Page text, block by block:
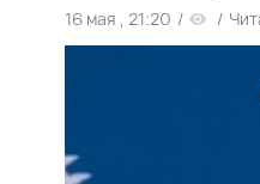
16 мая , 21:20 / /